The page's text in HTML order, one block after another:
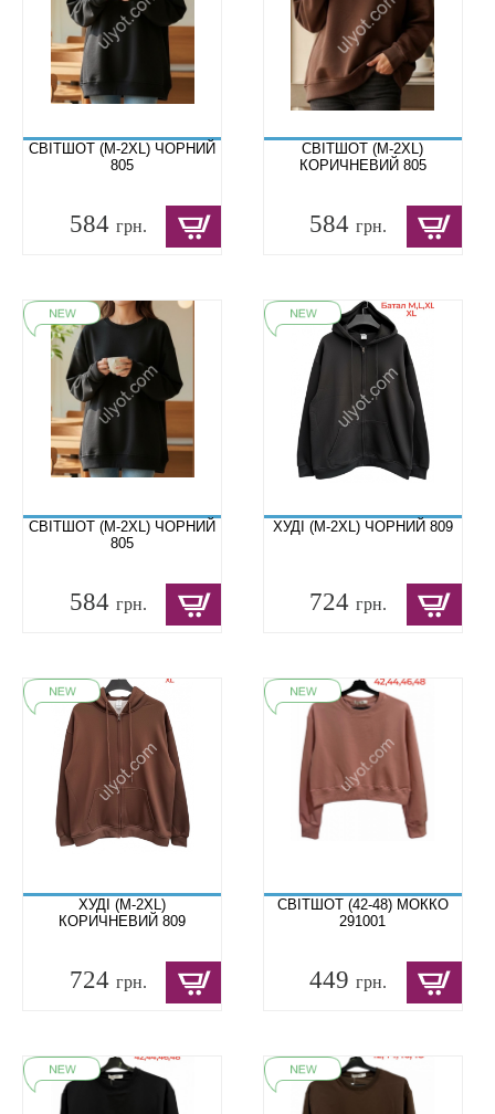
СВІТШОТ (M-2XL) ЧОРНИЙ
805
584 грн.
СВІТШОТ (M-2XL)
КОРИЧНЕВИЙ 805
584грн.
СВІТШОТ (M-2XL) ЧОРНИЙ
805
584 грн.
ХУДІ (M-2XL) ЧОРНИЙ 809
724грн.
ХУДІ (M-2XL)
КОРИЧНЕВИЙ 809
724 грн.
СВІТШОТ (42-48) МОККО
291001
449грн.